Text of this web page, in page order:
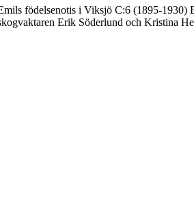
födelsenotis i Viksjö C:6 (1895-1930)
Erik Söderlund och Kristina